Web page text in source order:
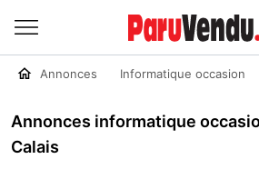
Annonces Informatique occasion
Annonces informatique
Calais